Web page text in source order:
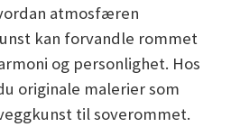
atmosfæren
kan forvandle rommet
og personlighet. Hos
originale malerier som
til soverommet.